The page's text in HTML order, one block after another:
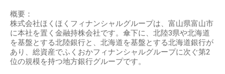
概要：
株式会社ほくほくフィナンシャルグループは、富山県富山市
に本社を置く金融持株会社です。傘下に、北陸3県や北海道
を基盤とする北陸銀行と、北海道を基盤とする北海道銀行が
あり、総資産でふくおかフィナンシャルグループに次ぐ第2
位の規模を持つ地方銀行グループです。